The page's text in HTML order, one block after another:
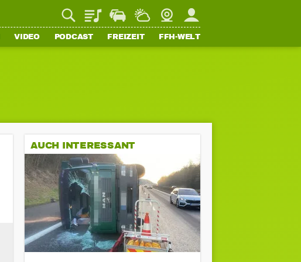
PlaylistStaupilotWetterWebcamMein FFH
VIDEO PODCAST FREIZEIT FFH-WELT
AUCH INTERESSANT